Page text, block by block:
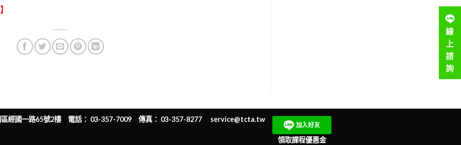
經國一路65號2樓 電話： 03-357-7009 傳真： 03-357-8277 service@tcta.tw
領取課程優惠金
線
上
諮
詢